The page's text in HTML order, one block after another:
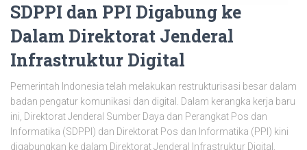
SDPPI dan PPI Digabung ke
Dalam Direktorat Jenderal
Infrastruktur Digital
Pemerintah Indonesia telah melakukan restrukturisasi besar dalam
badan pengatur komunikasi dan digital. Dalam kerangka kerja baru
ini, Direktorat Jenderal Sumber Daya dan Perangkat Pos dan
Informatika (SDPPI) dan Direktorat Pos dan Informatika (PPI) kini
digabungkan ke dalam Direktorat Jenderal Infrastruktur Digital.